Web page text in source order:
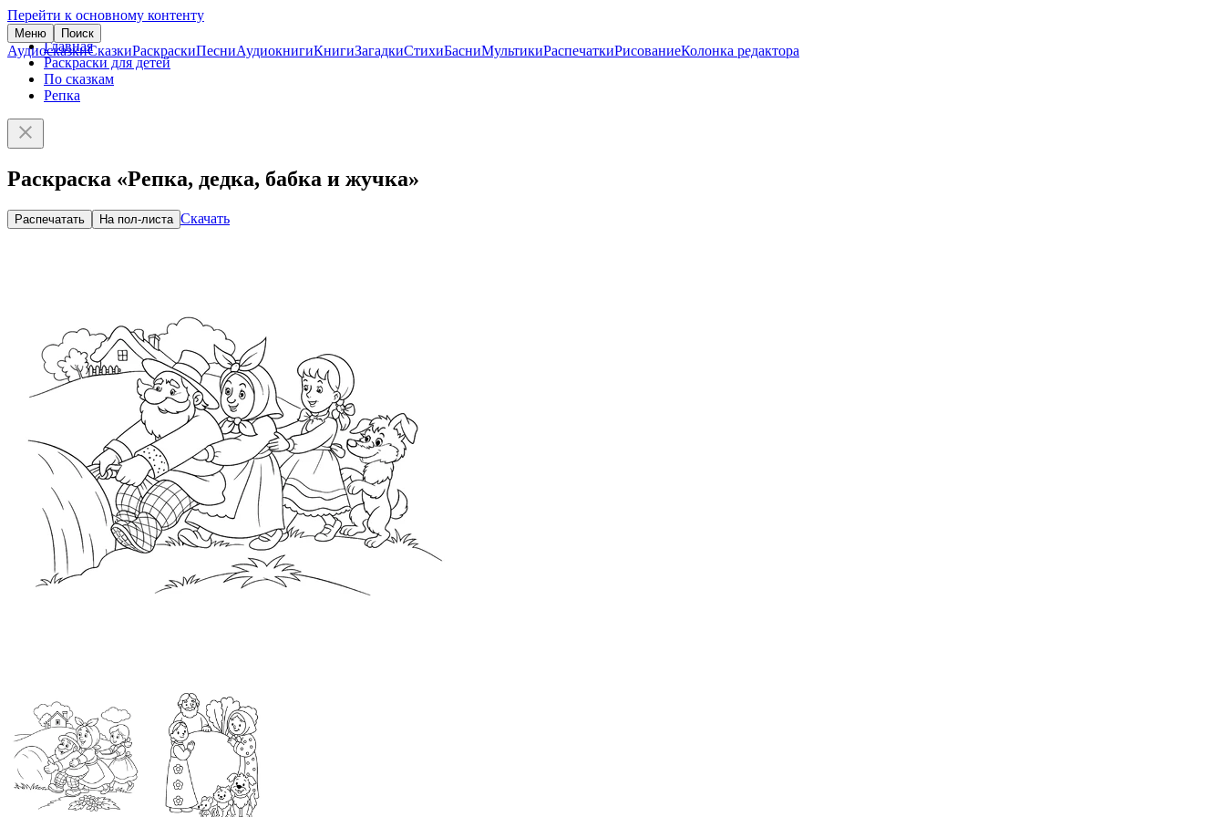
Перейти к основному контенту
Меню Поиск
АудиосказкиСказкиРаскраскиПесниАудиокнигиКнигиЗагадкиСтихиБасниМультикиРаспечаткиРисованиеКолонка редактора
Главная
Раскраски для детей
По сказкам
Репка
Раскраска «Репка, дедка, бабка и жучка»
Распечатать На пол-листа Скачать